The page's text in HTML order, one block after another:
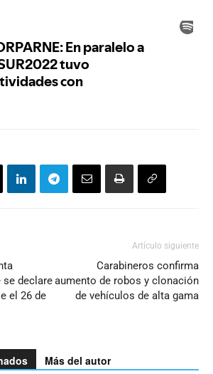
se declare
el 26 de
Artículo siguiente
Carabineros confirma
aumento de robos y clonación
de vehículos de alta gama
Más del autor